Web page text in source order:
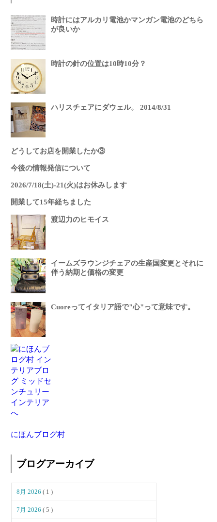
時計にはアルカリ電池かマンガン電池のどちら
が良いか
時計の針の位置は10時10分？
ハリスチェアにダウェル。 2014/8/31
どうしてお店を開業したか③
今後の情報発信について
2026/7/18(土)-21(火)はお休みします
開業して15年経ちました
渡辺力のヒモイス
イームズラウンジチェアの生産国変更とそれに
伴う納期と価格の変更
Cuoreってイタリア語で"心"って意味です。
にほんブログ村
ブログアーカイブ
8月 2026( 1 )
7月 2026( 5 )